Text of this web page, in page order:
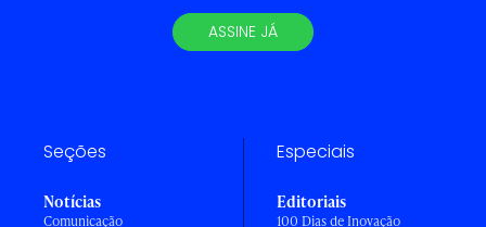
ASSINE JÁ
Seções
Notícias
Comunicação
Especiais
Editoriais
100 Dias de Inovação